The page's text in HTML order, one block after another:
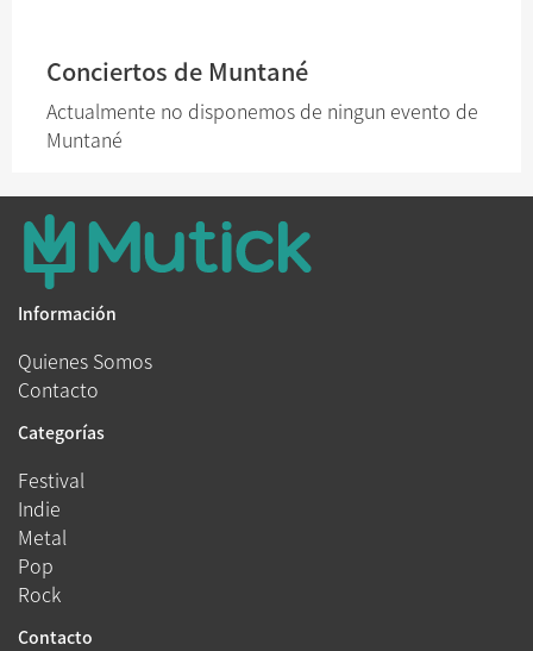
Conciertos de Muntané
Actualmente no disponemos de ningun evento de
Muntané
Información
Quienes Somos
Contacto
Categorías
Festival
Indie
Metal
Pop
Rock
Contacto